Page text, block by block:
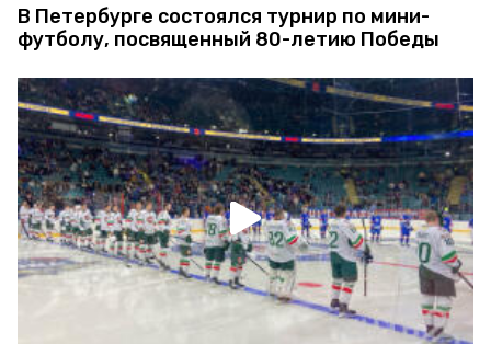
В Петербурге состоялся турнир по мини-
футболу, посвященный 80-летию Победы